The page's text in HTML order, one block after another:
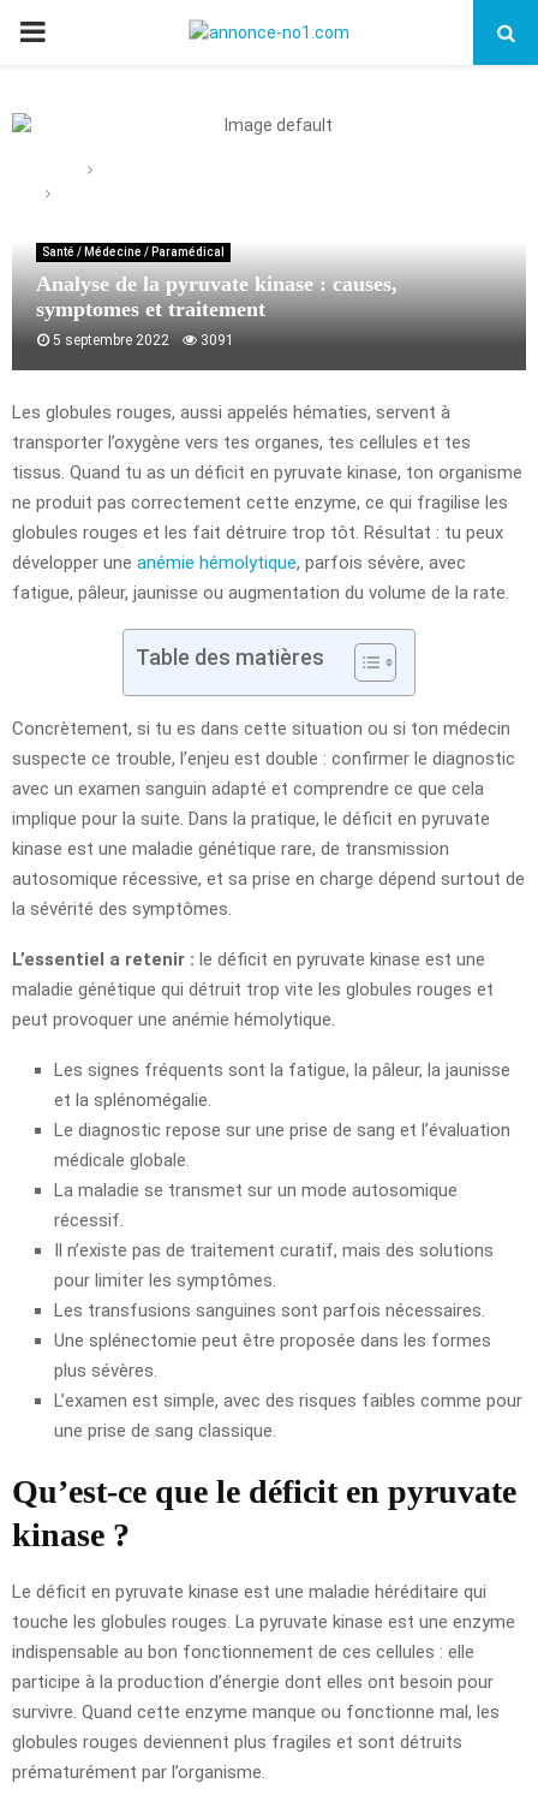
PRIMARY
Santé / Médecine / Paramédical
Analyse de la pyruvate kinase : causes,
symptomes et traitement
5 septembre 2022 3091
Les globules rouges, aussi appelés hématies, servent à
transporter l’oxygène vers tes organes, tes cellules et tes
tissus. Quand tu as un déficit en pyruvate kinase, ton organisme
ne produit pas correctement cette enzyme, ce qui fragilise les
globules rouges et les fait détruire trop tôt. Résultat : tu peux
développer une anémie hémolytique, parfois sévère, avec
fatigue, pâleur, jaunisse ou augmentation du volume de la rate.
Table des matières
Concrètement, si tu es dans cette situation ou si ton médecin
suspecte ce trouble, l’enjeu est double : confirmer le diagnostic
avec un examen sanguin adapté et comprendre ce que cela
implique pour la suite. Dans la pratique, le déficit en pyruvate
kinase est une maladie génétique rare, de transmission
autosomique récessive, et sa prise en charge dépend surtout de
la sévérité des symptômes.
L’essentiel a retenir : le déficit en pyruvate kinase est une
maladie génétique qui détruit trop vite les globules rouges et
peut provoquer une anémie hémolytique.
Les signes fréquents sont la fatigue, la pâleur, la jaunisse
et la splénomégalie.
Le diagnostic repose sur une prise de sang et l’évaluation
médicale globale.
La maladie se transmet sur un mode autosomique
récessif.
Il n’existe pas de traitement curatif, mais des solutions
pour limiter les symptômes.
Les transfusions sanguines sont parfois nécessaires.
Une splénectomie peut être proposée dans les formes
plus sévères.
L’examen est simple, avec des risques faibles comme pour
une prise de sang classique.
Qu’est-ce que le déficit en pyruvate
kinase ?
Le déficit en pyruvate kinase est une maladie héréditaire qui
touche les globules rouges. La pyruvate kinase est une enzyme
indispensable au bon fonctionnement de ces cellules : elle
participe à la production d’énergie dont elles ont besoin pour
survivre. Quand cette enzyme manque ou fonctionne mal, les
globules rouges deviennent plus fragiles et sont détruits
prématurément par l’organisme.